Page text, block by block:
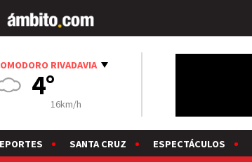
RIVADAVIA
4°
16km/h
SANTA CRUZ ESPECTÁCULOS